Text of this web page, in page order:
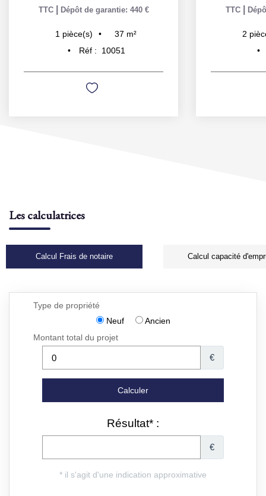
TTC Dépôt de garantie: 440 €
1 pièce(s) 37 m²
Réf :
10051
TTC
2
Les calculatrices
Calcul Frais de notaire Calcul capacité